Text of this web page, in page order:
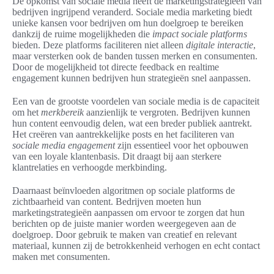
bedrijven ingrijpend veranderd. Sociale media marketing biedt
unieke kansen voor bedrijven om hun doelgroep te bereiken
dankzij de ruime mogelijkheden die impact sociale platforms
bieden. Deze platforms faciliteren niet alleen digitale interactie,
maar versterken ook de banden tussen merken en consumenten.
Door de mogelijkheid tot directe feedback en realtime
engagement kunnen bedrijven hun strategieën snel aanpassen.
Een van de grootste voordelen van sociale media is de capaciteit
om het merkbereik aanzienlijk te vergroten. Bedrijven kunnen
hun content eenvoudig delen, wat een breder publiek aantrekt.
Het creëren van aantrekkelijke posts en het faciliteren van
sociale media engagementzijn essentieel voor het opbouwen
van een loyale klantenbasis. Dit draagt bij aan sterkere
klantrelaties en verhoogde merkbinding.
Daarnaast beïnvloeden algoritmen op sociale platforms de
zichtbaarheid van content. Bedrijven moeten hun
marketingstrategieën aanpassen om ervoor te zorgen dat hun
berichten op de juiste manier worden weergegeven aan de
doelgroep. Door gebruik te maken van creatief en relevant
materiaal, kunnen zij de betrokkenheid verhogen en echt contact
maken met consumenten.